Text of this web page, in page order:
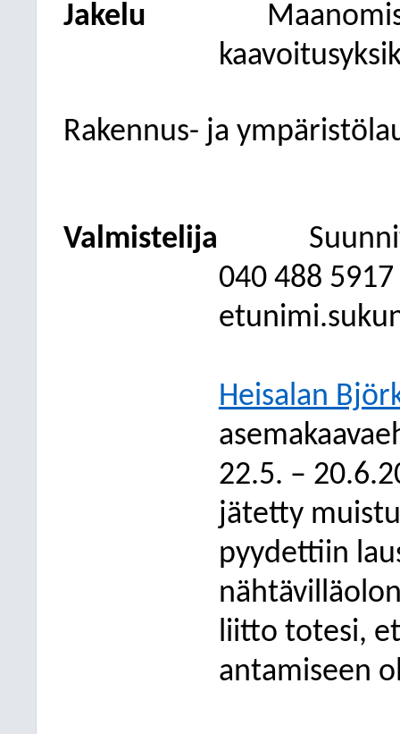
Jakelu
Rakennus- ja
Valmistelija
040 488 5917
Heisalan
22.5. –
jätetty
pyydettiin
liitto totesi,
antamiseen